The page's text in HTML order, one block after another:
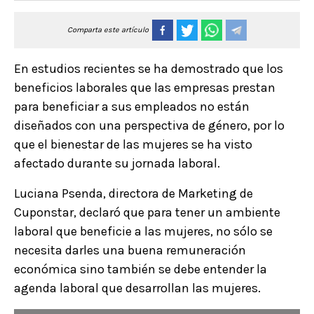
Comparta este artículo
En estudios recientes se ha demostrado que los
beneficios laborales que las empresas prestan
para beneficiar a sus empleados no están
diseñados con una perspectiva de género, por lo
que el bienestar de las mujeres se ha visto
afectado durante su jornada laboral.
Luciana Psenda, directora de Marketing de
Cuponstar, declaró que para tener un ambiente
laboral que beneficie a las mujeres, no sólo se
necesita darles una buena remuneración
económica sino también se debe entender la
agenda laboral que desarrollan las mujeres.